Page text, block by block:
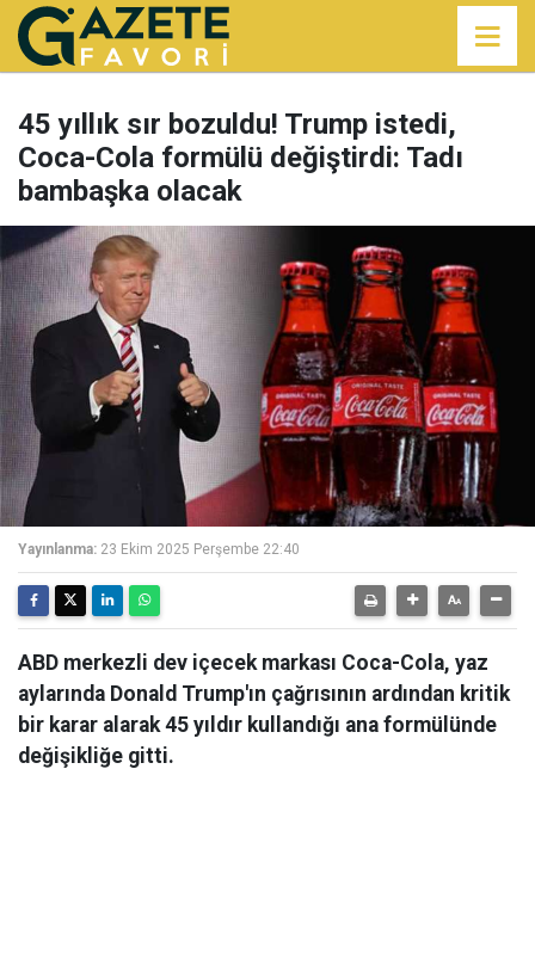
45 yıllık sır bozuldu! Trump istedi,
Coca-Cola formülü değiştirdi: Tadı
bambaşka olacak
Yayınlanma: 23 Ekim 2025 Perşembe 22:40
ABD merkezli dev içecek markası Coca-Cola, yaz
aylarında Donald Trump'ın çağrısının ardından kritik
bir karar alarak 45 yıldır kullandığı ana formülünde
değişikliğe gitti.